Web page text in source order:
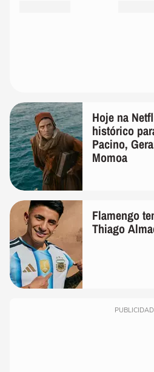
Hoje na
histórico
Pacino,
Momoa
Flamengo
Thiago